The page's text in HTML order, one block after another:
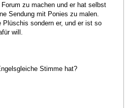
zu machen und er hat selbst
Sendung mit Ponies zu malen.
sondern er, und er ist so
will.
Stimme hat?